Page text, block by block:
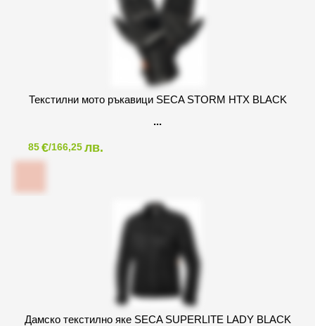
Текстилни мото ръкавици SECA STORM HTX BLACK
85€/166,25лв.
Дамско текстилно яке SECA SUPERLITE LADY BLACK